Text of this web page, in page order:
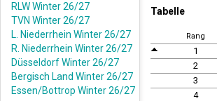
RLW Winter 26/27
TVN Winter 26/27
L. Niederrhein Winter 26/27
R. Niederrhein Winter 26/27
Düsseldorf Winter 26/27
Bergisch Land Winter 26/27
Essen/Bottrop Winter 26/27
Tabelle
Rang
1
2
3
4